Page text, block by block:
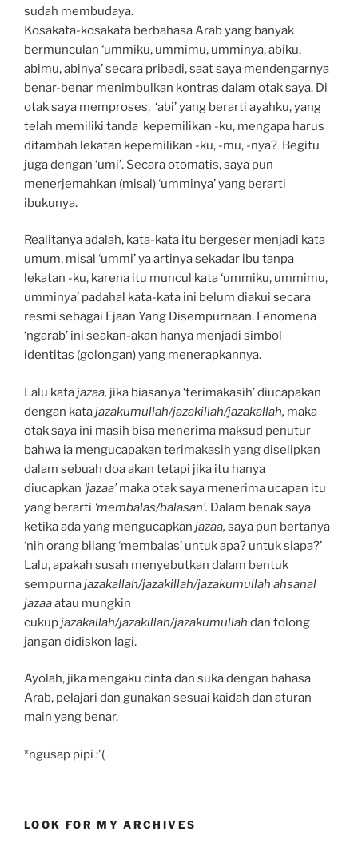
sudah membudaya.
Kosakata-kosakata berbahasa Arab yang banyak
bermunculan ‘ummiku, ummimu, umminya, abiku,
abimu, abinya’ secara pribadi, saat saya mendengarnya
benar-benar menimbulkan kontras dalam otak saya. Di
otak saya memproses, ‘abi’ yang berarti ayahku, yang
telah memiliki tanda kepemilikan -ku, mengapa harus
ditambah lekatan kepemilikan -ku, -mu, -nya? Begitu
juga dengan ‘umi’. Secara otomatis, saya pun
menerjemahkan (misal) ‘umminya’ yang berarti
ibukunya.
Realitanya adalah, kata-kata itu bergeser menjadi kata
umum, misal ‘ummi’ ya artinya sekadar ibu tanpa
lekatan -ku, karena itu muncul kata ‘ummiku, ummimu,
umminya’ padahal kata-kata ini belum diakui secara
resmi sebagai Ejaan Yang Disempurnaan. Fenomena
‘ngarab’ ini seakan-akan hanya menjadi simbol
identitas (golongan) yang menerapkannya.
Lalu katajazaa, jika biasanya ‘terimakasih’ diucapakan
dengan katajazakumullah/jazakillah/jazakallah, maka
otak saya ini masih bisa menerima maksud penutur
bahwa ia mengucapakan terimakasih yang diselipkan
dalam sebuah doa akan tetapi jika itu hanya
diucapkan ‘jazaa’maka otak saya menerima ucapan itu
yang berarti ‘membalas/balasan’. Dalam benak saya
ketika ada yang mengucapkan jazaa, saya pun bertanya
‘nih orang bilang ‘membalas’ untuk apa? untuk siapa?’
Lalu, apakah susah menyebutkan dalam bentuk
sempurnajazakallah/jazakillah/jazakumullah ahsanal
jazaaatau mungkin
cukupjazakallah/jazakillah/jazakumullah dan tolong
jangan didiskon lagi.
Ayolah, jika mengaku cinta dan suka dengan bahasa
Arab, pelajari dan gunakan sesuai kaidah dan aturan
main yang benar.
*ngusap pipi :'(
LOOK FOR MY ARCHIVES